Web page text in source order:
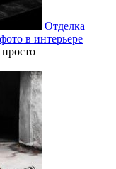
Отделка
в интерьере